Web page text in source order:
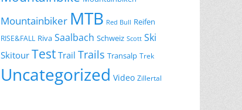
Mountainbiker MTB Red Bull Reifen
RISE&FALL Riva Saalbach Schweiz Scott Ski
Skitour Test Trail Trails Transalp Trek
Uncategorized Video Zillertal